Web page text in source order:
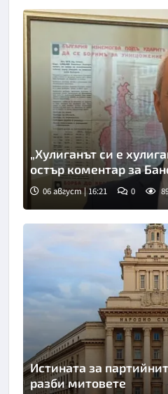
„Хулиганът си е
остър коментар за
06 август | 16:21 0
Истината за
разби митовете